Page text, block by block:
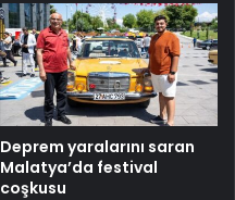
Deprem yaralarını saran
Malatya’da festival
coşkusu